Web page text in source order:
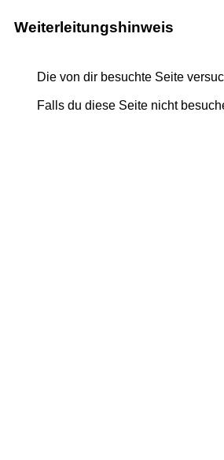
Weiterleitungshinweis
Die von dir besuchte Seite
Falls du diese Seite nicht